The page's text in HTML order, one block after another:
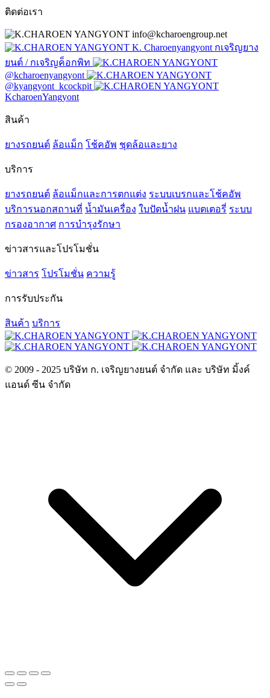
ติดต่อเรา
info@kcharoengroup.net
K. Charoenyangyont กเจริญยาง
ยนต์ / กเจริญค็อกพิท
@kcharoenyangyont
@kyangyont_kcockpit
KcharoenYangyont
สินค้า
ยางรถยนต์ ล้อแม็ก โช้คอัพ ชุดล้อและยาง
บริการ
ยางรถยนต์ ล้อแม็กและการตกแต่ง ระบบเบรกและโช้คอัพ
บริการนอกสถานที่ น้ำมันเครื่อง ใบปัดน้ำฝน แบตเตอรี่ ระบบ
กรองอากาศ การบำรุงรักษา
ข่าวสารและโปรโมชั่น
ข่าวสาร โปรโมชั่น ความรู้
การรับประกัน
สินค้า บริการ
© 2009 - 2025 บริษัท ก. เจริญยางยนต์ จำกัด และ บริษัท มิ้งค์
แอนด์ ซีน จำกัด